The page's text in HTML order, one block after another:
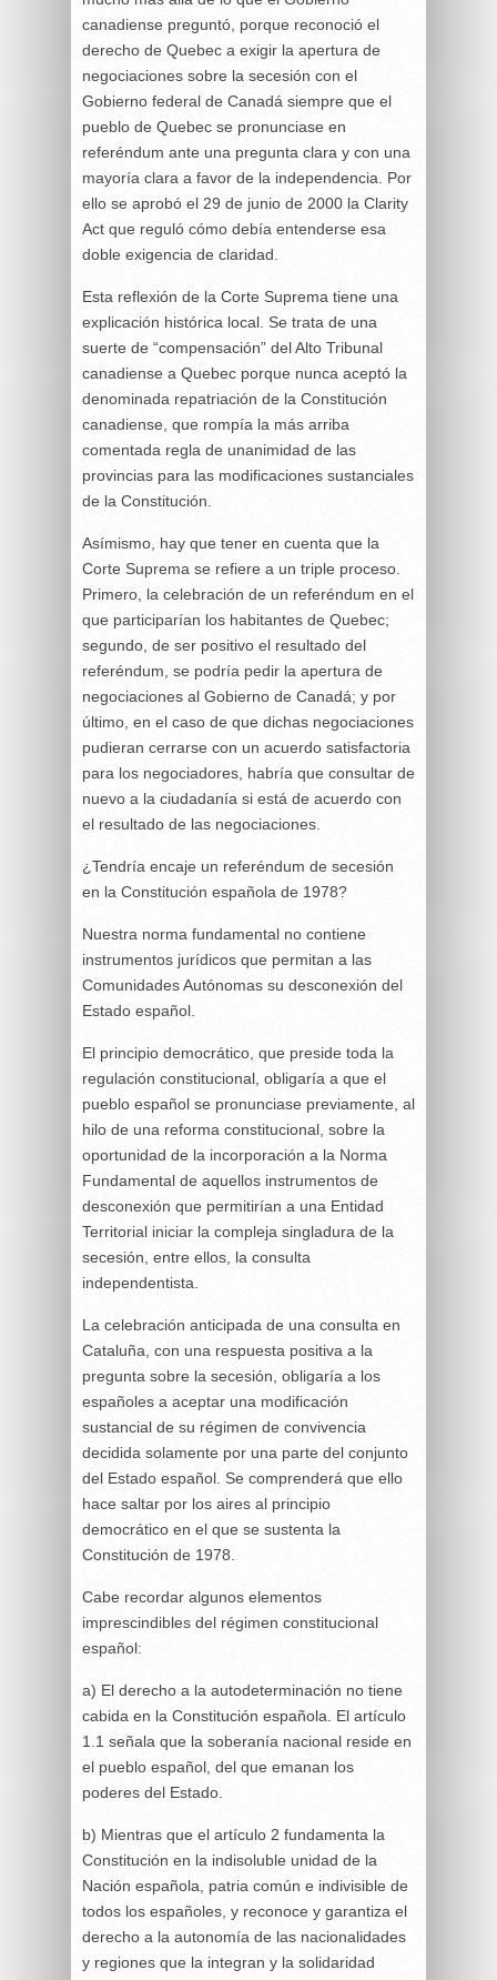
canadiense preguntó, porque reconoció el
derecho de Quebec a exigir la apertura de
negociaciones sobre la secesión con el
Gobierno federal de Canadá siempre que el
pueblo de Quebec se pronunciase en
referéndum ante una pregunta clara y con una
mayoría clara a favor de la independencia. Por
ello se aprobó el 29 de junio de 2000 la Clarity
Act que reguló cómo debía entenderse esa
doble exigencia de claridad.
Esta reflexión de la Corte Suprema tiene una
explicación histórica local. Se trata de una
suerte de “compensación” del Alto Tribunal
canadiense a Quebec porque nunca aceptó la
denominada repatriación de la Constitución
canadiense, que rompía la más arriba
comentada regla de unanimidad de las
provincias para las modificaciones sustanciales
de la Constitución.
Asímismo, hay que tener en cuenta que la
Corte Suprema se refiere a un triple proceso.
Primero, la celebración de un referéndum en el
que participarían los habitantes de Quebec;
segundo, de ser positivo el resultado del
referéndum, se podría pedir la apertura de
negociaciones al Gobierno de Canadá; y por
último, en el caso de que dichas negociaciones
pudieran cerrarse con un acuerdo satisfactoria
para los negociadores, habría que consultar de
nuevo a la ciudadanía si está de acuerdo con
el resultado de las negociaciones.
¿Tendría encaje un referéndum de secesión
en la Constitución española de 1978?
Nuestra norma fundamental no contiene
instrumentos jurídicos que permitan a las
Comunidades Autónomas su desconexión del
Estado español.
El principio democrático, que preside toda la
regulación constitucional, obligaría a que el
pueblo español se pronunciase previamente, al
hilo de una reforma constitucional, sobre la
oportunidad de la incorporación a la Norma
Fundamental de aquellos instrumentos de
desconexión que permitirían a una Entidad
Territorial iniciar la compleja singladura de la
secesión, entre ellos, la consulta
independentista.
La celebración anticipada de una consulta en
Cataluña, con una respuesta positiva a la
pregunta sobre la secesión, obligaría a los
españoles a aceptar una modificación
sustancial de su régimen de convivencia
decidida solamente por una parte del conjunto
del Estado español. Se comprenderá que ello
hace saltar por los aires al principio
democrático en el que se sustenta la
Constitución de 1978.
Cabe recordar algunos elementos
imprescindibles del régimen constitucional
español:
a) El derecho a la autodeterminación no tiene
cabida en la Constitución española. El artículo
1.1 señala que la soberanía nacional reside en
el pueblo español, del que emanan los
poderes del Estado.
b) Mientras que el artículo 2 fundamenta la
Constitución en la indisoluble unidad de la
Nación española, patria común e indivisible de
todos los españoles, y reconoce y garantiza el
derecho a la autonomía de las nacionalidades
y regiones que la integran y la solidaridad